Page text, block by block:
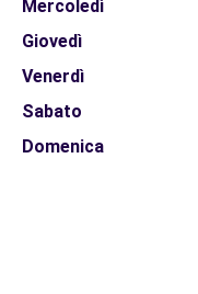
Mercoledì
Giovedì
Venerdì
Sabato
Domenica